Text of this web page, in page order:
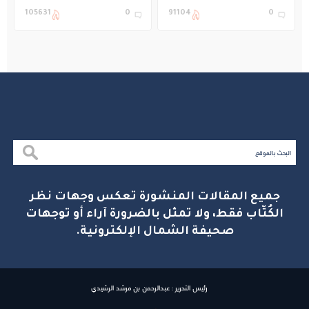
التعليم في المملكة
0
91104
بنادي غراس الصيفي
0
105631
جميع المقالات المنشورة تعكس وجهات نظر
الكُتّاب فقط، ولا تمثل بالضرورة آراء أو توجهات
صحيفة الشمال الإلكترونية.
رئيس التحرير : عبدالرحمن بن مرشد الرشيدي